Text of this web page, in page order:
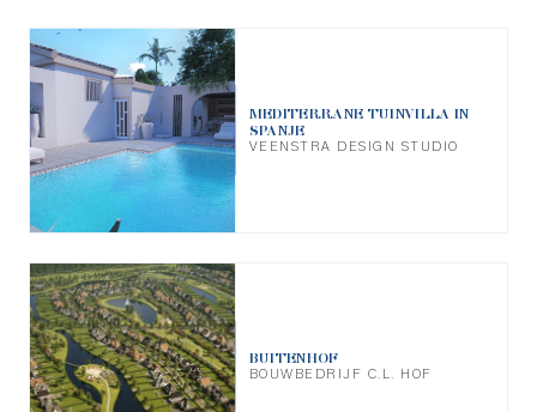
MEDITERRANE TUINVILLA IN
SPANJE
VEENSTRA DESIGN STUDIO
BUITENHOF
BOUWBEDRIJF C.L. HOF